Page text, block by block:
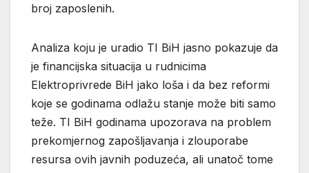
broj zaposlenih.
Analiza koju je uradio TI BiH jasno pokazuje da
je financijska situacija u rudnicima
Elektroprivrede BiH jako loša i da bez reformi
koje se godinama odlažu stanje može biti samo
teže. TI BiH godinama upozorava na problem
prekomjernog zapošljavanja i zlouporabe
resursa ovih javnih poduzeća, ali unatoč tome